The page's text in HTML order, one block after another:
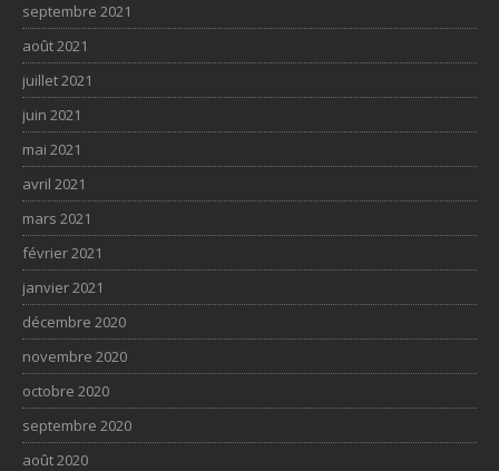
septembre 2021
août 2021
juillet 2021
juin 2021
mai 2021
avril 2021
mars 2021
février 2021
janvier 2021
décembre 2020
novembre 2020
octobre 2020
septembre 2020
août 2020